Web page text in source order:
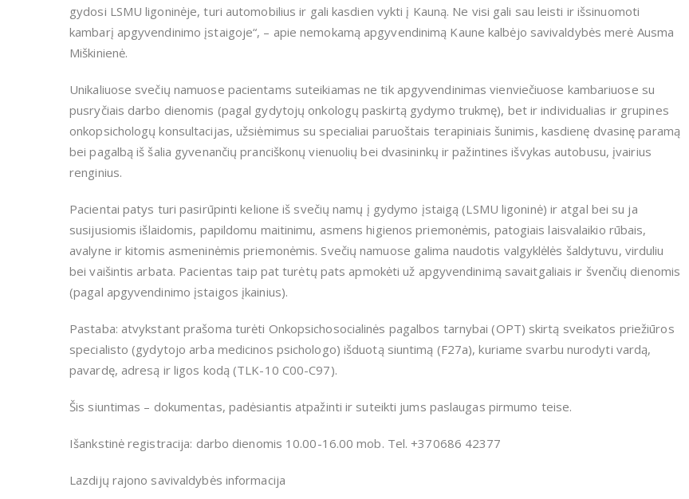
gydosi LSMU ligoninėje, turi automobilius ir gali kasdien vykti į Kauną. Ne visi gali sau leisti ir išsinuomoti
kambarį apgyvendinimo įstaigoje“, – apie nemokamą apgyvendinimą Kaune kalbėjo savivaldybės merė Ausma
Miškinienė.
Unikaliuose svečių namuose pacientams suteikiamas ne tik apgyvendinimas vienviečiuose kambariuose su
pusryčiais darbo dienomis (pagal gydytojų onkologų paskirtą gydymo trukmę), bet ir individualias ir grupines
onkopsichologų konsultacijas, užsiėmimus su specialiai paruoštais terapiniais šunimis, kasdienę dvasinę paramą
bei pagalbą iš šalia gyvenančių pranciškonų vienuolių bei dvasininkų ir pažintines išvykas autobusu, įvairius
renginius.
Pacientai patys turi pasirūpinti kelione iš svečių namų į gydymo įstaigą (LSMU ligoninė) ir atgal bei su ja
susijusiomis išlaidomis, papildomu maitinimu, asmens higienos priemonėmis, patogiais laisvalaikio rūbais,
avalyne ir kitomis asmeninėmis priemonėmis. Svečių namuose galima naudotis valgyklėlės šaldytuvu, virduliu
bei vaišintis arbata. Pacientas taip pat turėtų pats apmokėti už apgyvendinimą savaitgaliais ir švenčių dienomis
(pagal apgyvendinimo įstaigos įkainius).
Pastaba: atvykstant prašoma turėti Onkopsichosocialinės pagalbos tarnybai (OPT) skirtą sveikatos priežiūros
specialisto (gydytojo arba medicinos psichologo) išduotą siuntimą (F27a), kuriame svarbu nurodyti vardą,
pavardę, adresą ir ligos kodą (TLK-10 C00-C97).
Šis siuntimas – dokumentas, padėsiantis atpažinti ir suteikti jums paslaugas pirmumo teise.
Išankstinė registracija: darbo dienomis 10.00-16.00 mob. Tel. +370686 42377
Lazdijų rajono savivaldybės informacija